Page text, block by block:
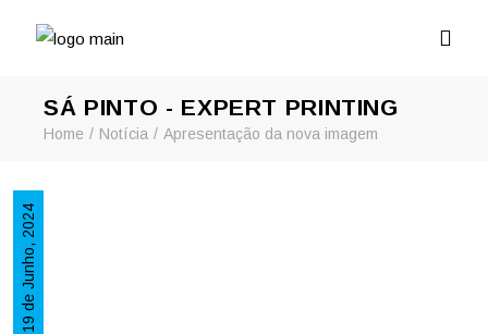
SÁ PINTO - EXPERT PRINTING
Home Notícia Apresentação da nova imagem
19 de Junho, 2024